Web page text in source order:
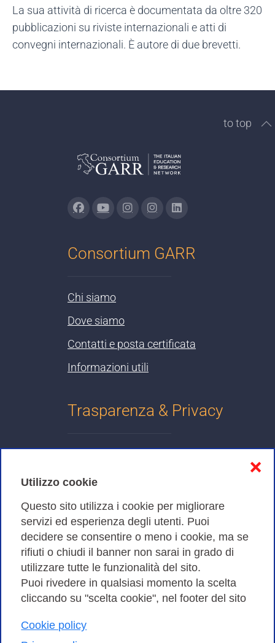
Utilizzo cookie
Questo sito utilizza i cookie per migliorare
servizi ed esperienza degli utenti. Puoi
decidere se consentire o meno i cookie, ma se
rifiuti o chiudi il banner non sarai in grado di
utilizzare tutte le funzionalità del sito.
Puoi rivedere in qualsiasi momento la scelta
cliccando su "scelta cookie", nel footer del sito
Cookie policy
❌
La sua attività di ricerca è documentata da oltre 320
pubblicazioni su riviste internazionali e atti di
convegni internazionali. È autore di due brevetti.
to top
Consortium GARR
Chi siamo
Dove siamo
Contatti e posta certificata
Informazioni utili
Trasparenza & Privacy
Cookies Policy
Amministrazione trasparente
Bandi di Gara
Consortium GARR - Via dei Tizii, 6 - 00185 Roma | Tel.
| CF 97284570583 – PI 07577141000 | Codice